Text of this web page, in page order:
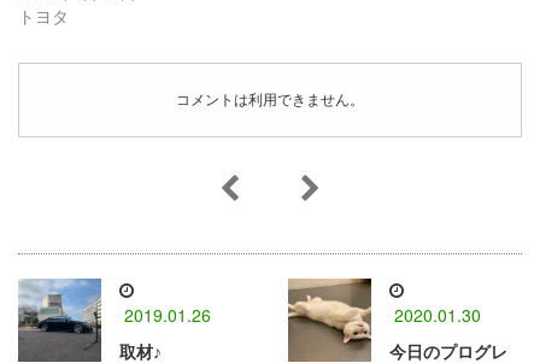
トヨタ
コメントは利用できません。
2019.01.26
取材♪
2020.01.30
今日のプログレ